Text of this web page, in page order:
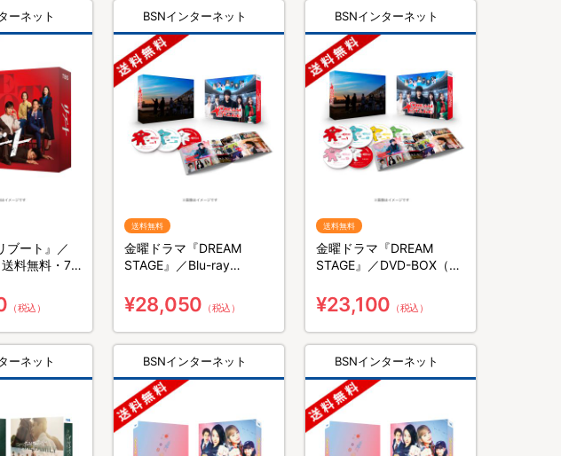
ーネット
ブート』／
料無料・7
（税込）
BSNインターネット
送料無料
金曜ドラマ『DREAM
STAGE』／Blu-ray
¥28,050 （税込）
BSNインターネット
送料無料
金曜ドラマ『DREAM
STAGE』／DVD-BOX（送
¥23,100 （税込）
ーネット BSNインターネット BSNインターネット